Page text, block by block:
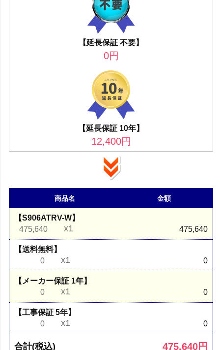
【延長保証 不要】
0円
【延長保証 10年】
12,400円
商品名 金額
【S906ATRV-W】
475,640
x1 475,640
【送料無料】
0
x1 0
【メーカー保証 1年】
0
x1 0
【工事保証 5年】
0
x1 0
合計(税込) 475,640円